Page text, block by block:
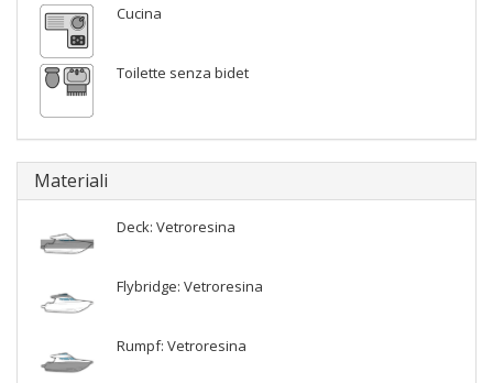
Cucina
Toilette senza bidet
Materiali
Deck: Vetroresina
Flybridge: Vetroresina
Rumpf: Vetroresina